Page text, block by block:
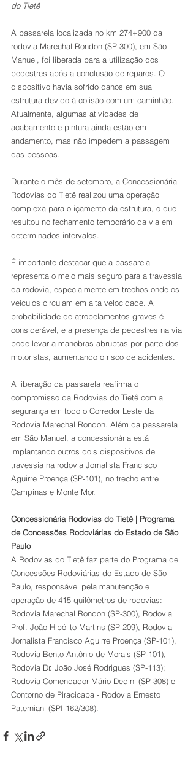
do Tietê
A passarela localizada no km 274+900 da
rodovia Marechal Rondon (SP-300), em São
Manuel, foi liberada para a utilização dos
pedestres após a conclusão de reparos. O
dispositivo havia sofrido danos em sua
estrutura devido à colisão com um caminhão.
Atualmente, algumas atividades de
acabamento e pintura ainda estão em
andamento, mas não impedem a passagem
das pessoas.
Durante o mês de setembro, a Concessionária
Rodovias do Tietê realizou uma operação
complexa para o içamento da estrutura, o que
resultou no fechamento temporário da via em
determinados intervalos.
É importante destacar que a passarela
representa o meio mais seguro para a travessia
da rodovia, especialmente em trechos onde os
veículos circulam em alta velocidade. A
probabilidade de atropelamentos graves é
considerável, e a presença de pedestres na via
pode levar a manobras abruptas por parte dos
motoristas, aumentando o risco de acidentes.
A liberação da passarela reafirma o
compromisso da Rodovias do Tietê com a
segurança em todo o Corredor Leste da
Rodovia Marechal Rondon. Além da passarela
em São Manuel, a concessionária está
implantando outros dois dispositivos de
travessia na rodovia Jornalista Francisco
Aguirre Proença (SP-101), no trecho entre
Campinas e Monte Mor.
Concessionária Rodovias do Tietê | Programa
de Concessões Rodoviárias do Estado de São
Paulo
A Rodovias do Tietê faz parte do Programa de
Concessões Rodoviárias do Estado de São
Paulo, responsável pela manutenção e
operação de 415 quilômetros de rodovias:
Rodovia Marechal Rondon (SP-300), Rodovia
Prof. João Hipólito Martins (SP-209), Rodovia
Jornalista Francisco Aguirre Proença (SP-101),
Rodovia Bento Antônio de Morais (SP-101),
Rodovia Dr. João José Rodrigues (SP-113);
Rodovia Comendador Mário Dedini (SP-308) e
Contorno de Piracicaba - Rodovia Ernesto
Paterniani (SPI-162/308).